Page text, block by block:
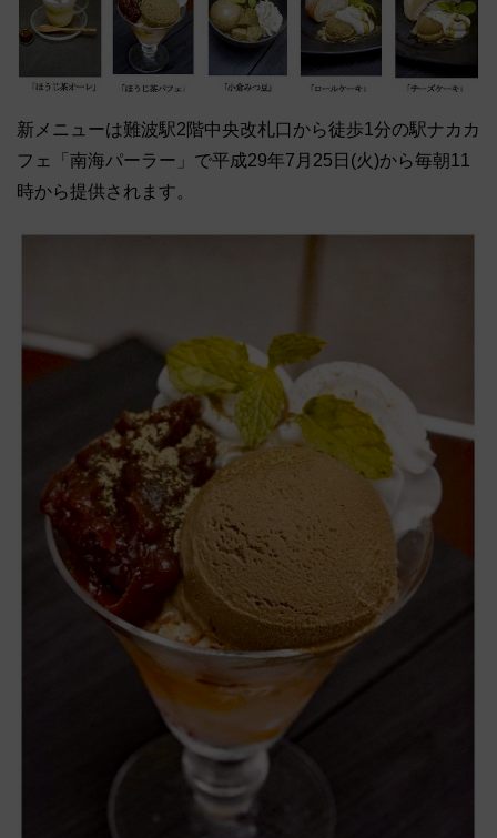
新メニューは難波駅2階中央改札口から徒歩1分の駅ナカカ
フェ「南海パーラー」で平成29年7月25日(火)から毎朝11
時から提供されます。